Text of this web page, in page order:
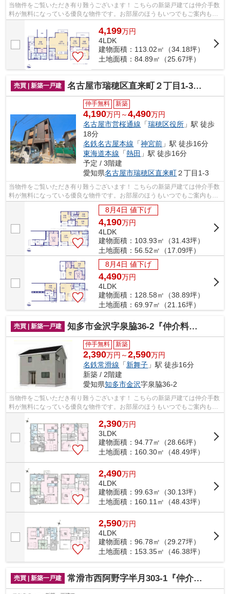
当物件をご覧いただき有り難うございます！ こちらの新築戸建ては仲介手数
料が無料になっている優良な物件です。お部屋のほうもいつでもご案内もさ
4,199万円
4LDK
建物面積：113.02㎡（34.18坪）
土地面積：84.89㎡（25.67坪）
売買 | 新築一戸建 名古屋市瑞穂区直来町２丁目1-3『仲介料無料』新築戸建て
仲手無料 新築
4,190万円～4,490万円
名古屋市営桜通線 「瑞穂区役所 」駅 徒歩
18分
名鉄名古屋本線 「神宮前 」駅 徒歩16分
東海道本線 「熱田 」駅 徒歩16分
予定 / 3階建
愛知県名古屋市瑞穂区直来町２丁目1-3
当物件をご覧いただき有り難うございます！ こちらの新築戸建ては仲介手数
料が無料になっている優良な物件です。お部屋のほうもいつでもご案内もさ
せて頂きますのでお気軽にお問合せ下...
8月4日 値下げ
4,190万円
4LDK
建物面積：103.93㎡（31.43坪）
土地面積：56.52㎡（17.09坪）
8月4日 値下げ
4,490万円
4LDK
建物面積：128.58㎡（38.89坪）
土地面積：69.97㎡（21.16坪）
売買 | 新築一戸建 知多市金沢字泉脇36-2『仲介料無料』新築戸建て
仲手無料 新築
2,390万円～2,590万円
名鉄常滑線 「新舞子 」駅 徒歩16分
新築 / 2階建
愛知県知多市金沢字泉脇36-2
当物件をご覧いただき有り難うございます！ こちらの新築戸建ては仲介手数
料が無料になっている優良な物件です。お部屋のほうもいつでもご案内もさ
2,390万円
3LDK
建物面積：94.77㎡（28.66坪）
土地面積：160.30㎡（48.49坪）
2,490万円
4LDK
建物面積：99.63㎡（30.13坪）
土地面積：160.11㎡（48.43坪）
2,590万円
4LDK
建物面積：96.78㎡（29.27坪）
土地面積：153.35㎡（46.38坪）
売買 | 新築一戸建 常滑市西阿野字半月303-1『仲介料無料』新築戸建て